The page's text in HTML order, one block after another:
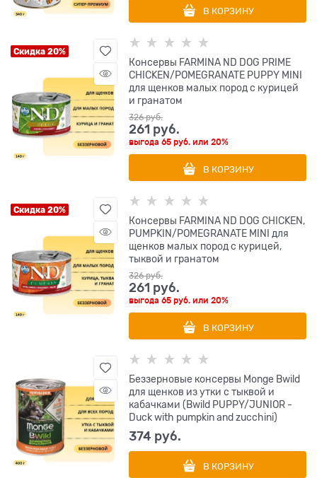
В КОРЗИНУ
Скидка 20%
Консервы FARMINA ND DOG PRIME
CHICKEN/POMEGRANATE PUPPY MINI
для щенков малых пород с курицей
и гранатом
326 руб.
261 руб.
выгода65 руб. или20%
В КОРЗИНУ
Скидка 20%
Консервы FARMINA ND DOG CHICKEN,
PUMPKIN/POMEGRANATE MINI для
щенков малых пород с курицей,
тыквой и гранатом
326 руб.
261 руб.
выгода65 руб. или20%
В КОРЗИНУ
Беззерновые консервы Monge Bwild
для щенков из утки с тыквой и
кабачками (Bwild PUPPY/JUNIOR -
Duck with pumpkin and zucchini)
374 руб.
В КОРЗИНУ